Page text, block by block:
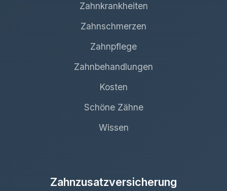
Zahnkrankheiten
Zahnschmerzen
Zahnpflege
Zahnbehandlungen
Kosten
Schöne Zähne
Wissen
Zahnzusatzversicherung